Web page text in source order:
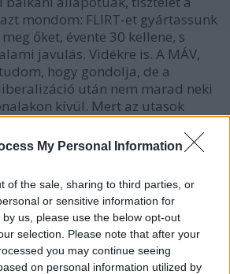
My Personal Information
of the sale, sharing to third parties, or
or sensitive information for
us, please use the below opt-out
selection. Please note that after your
you may continue seeing
on personal information utilized by
mondom: FLIRT-et gyártassunk
őket, évente 30 kellene, s
javulás. Vidékre is. A MÁV,
hogy gondolja, de a
után nem marad neki
kívül. Mert az utasok
válsztanak. Fogja már fel, hogy
kényelmes monopolhelyzetnek! És
társaságokra is. Remélem
remélem csak, mert nem
lesz-e az új szolgáltató...
vagy DB lenne az... Végezetül
akik elolvasták ezt a hosszú
FLIRT-öt mindenhová!